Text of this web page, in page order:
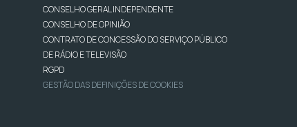
CONSELHO GERAL INDEPENDENTE
CONSELHO DE OPINIÃO
CONTRATO DE CONCESSÃO DO SERVIÇO PÚBLICO
DE RÁDIO E TELEVISÃO
RGPD
GESTÃO DAS DEFINIÇÕES DE COOKIES